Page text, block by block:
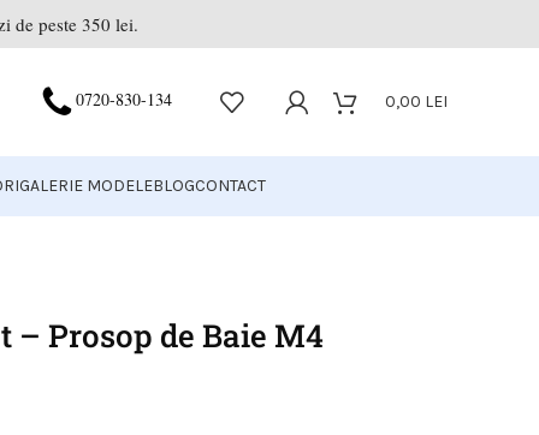
de peste 350 lei.
0720-830-134 0,00 LEI
GALERIE MODELEBLOGCONTACT
– Prosop de Baie M4